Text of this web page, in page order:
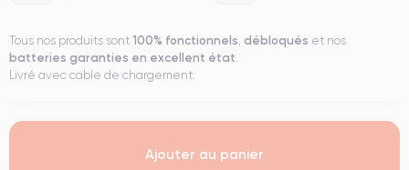
Tous nos produits sont 100% fonctionnels, débloqués et nos
batteries garanties en excellent état.
Livré avec cable de chargement.
Ajouter au panier